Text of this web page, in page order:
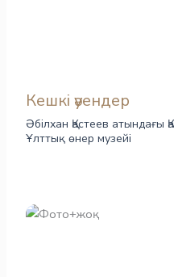
Кешкі әуендер
Әбілхан Қастеев атындағы
Ұлттық өнер музейі